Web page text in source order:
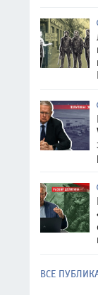
ВСЕ